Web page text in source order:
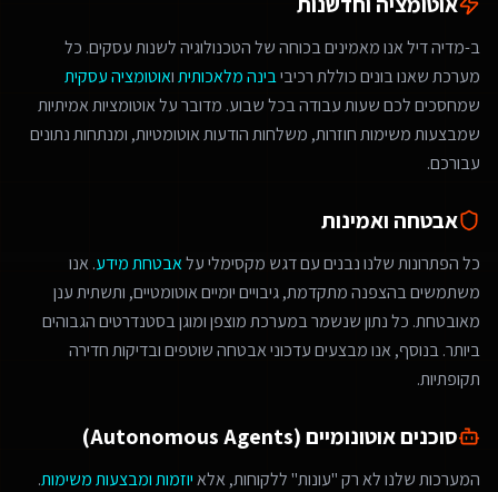
ב-מדיה דיל אנו מאמינים בכוחה של הטכנולוגיה לשנות עסקים. כל
מערכת שאנו בונים כוללת רכיביבינה מלאכותיתואוטומציה עסקית
שמחסכים לכם שעות עבודה בכל שבוע. מדובר על אוטומציות אמיתיות
שמבצעות משימות חוזרות, משלחות הודעות אוטומטיות, ומנתחות נתונים
עבורכם.
אבטחה ואמינות
כל הפתרונות שלנו נבנים עם דגש מקסימלי עלאבטחת מידע. אנו
משתמשים בהצפנה מתקדמת, גיבויים יומיים אוטומטיים, ותשתית ענן
מאובטחת. כל נתון שנשמר במערכת מוצפן ומוגן בסטנדרטים הגבוהים
ביותר. בנוסף, אנו מבצעים עדכוני אבטחה שוטפים ובדיקות חדירה
תקופתיות.
סוכנים אוטונומיים (Autonomous Agents)
המערכות שלנו לא רק "עונות" ללקוחות, אלאיוזמות ומבצעות משימות.